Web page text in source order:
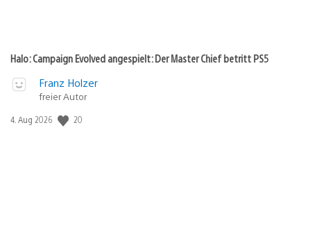
Halo: Campaign Evolved angespielt: Der Master Chief betritt PS5
Franz Holzer
freier Autor
Veröffentlichungsdatum:
4. Aug 2026 20